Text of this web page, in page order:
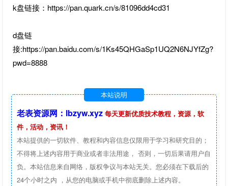
k盘链接：https://pan.quark.cn/s/81096dd4cd31
d盘链
接:https://pan.baidu.com/s/1Ks45QHGaSp1UQ2N6NJYfZg?
pwd=8888
本站说明
老表资源网：lbzyw.xyz 每天更新优质技术教程，资源，软
件，活动，资讯！
本站提供的一切软件、教程和内容信息仅限用于学习和研究目的；
不得将上述内容用于商业或者非法用途， 否则，一切后果请用户自
负。本站信息来自网络，版权争议与本站无关。您必须在下载后的
24个小时之内 ，从您的电脑或手机中彻底删除上述内容。